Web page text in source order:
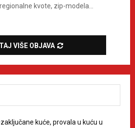
kvote, zip-modela...
VIŠE OBJAVA
kuće, provala u kuću u